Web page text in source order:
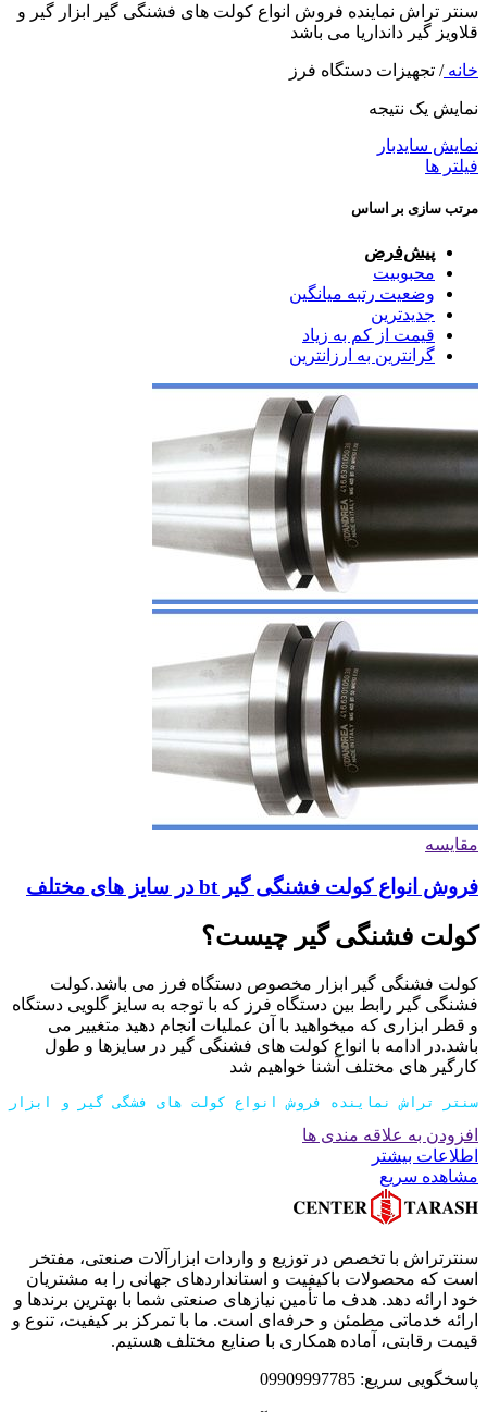
سنتر تراش نماینده فروش انواع کولت های فشنگی گیر ابزار گیر و
قلاویز گیر دانداریا می باشد
خانه/ تجهیزات دستگاه فرز
نمایش یک نتیجه
نمایش سایدبار
فیلتر ها
مرتب سازی بر اساس
پیش‌فرض
محبوبیت
وضعیت رتبه میانگین
جدیدترین
قیمت از کم به زیاد
گرانترین به ارزانترین
مقایسه
فروش انواع کولت فشنگی گیر bt در سایز های مختلف
کولت فشنگی گیر چیست؟
کولت فشنگی گیر ابزار مخصوص دستگاه فرز می باشد.کولت
فشنگی گیر رابط بین دستگاه فرز که با توجه به سایز گلویی دستگاه
و قطر ابزاری که میخواهید با آن عملیات انجام دهید متغییر می
باشد.در ادامه با انواع کولت های فشنگی گیر در سایزها و طول
کارگیر های مختلف آشنا خواهیم شد
سنتر تراش نماینده فروش انواع کولت های فشگی گیر و
افزودن به علاقه مندی ها
اطلاعات بیشتر
مشاهده سریع
سنترتراش با تخصص در توزیع و واردات ابزارآلات صنعتی، مفتخر
است که محصولات باکیفیت و استانداردهای جهانی را به مشتریان
خود ارائه دهد. هدف ما تأمین نیازهای صنعتی شما با بهترین برندها و
ارائه خدماتی مطمئن و حرفه‌ای است. ما با تمرکز بر کیفیت، تنوع و
قیمت رقابتی، آماده همکاری با صنایع مختلف هستیم.
پاسخگویی سریع: 09909997785